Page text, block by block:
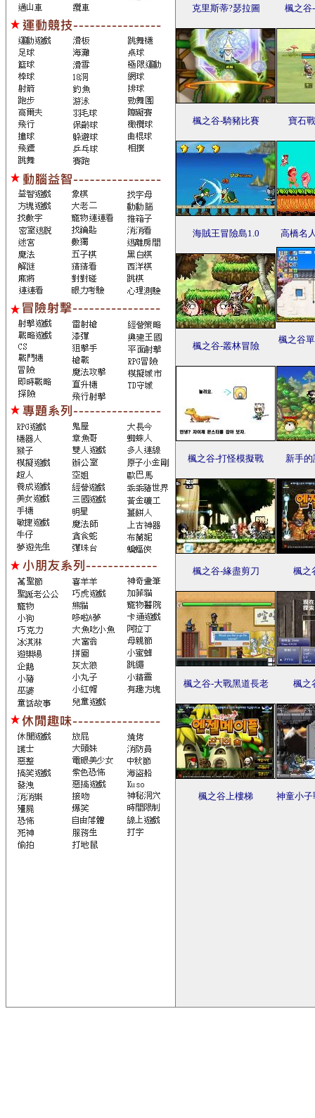
克里斯蒂?瑟拉圖 楓之谷
楓之谷-騎豬比賽 寶石
海賊王冒險島1.0 高橋名
楓之谷-叢林冒險
楓之谷
楓之谷-打怪模擬戰 新手
楓之谷-緣盡剪刀 楓之
楓之谷-大戰黑道長老 楓之
楓之谷上樓梯 神童小